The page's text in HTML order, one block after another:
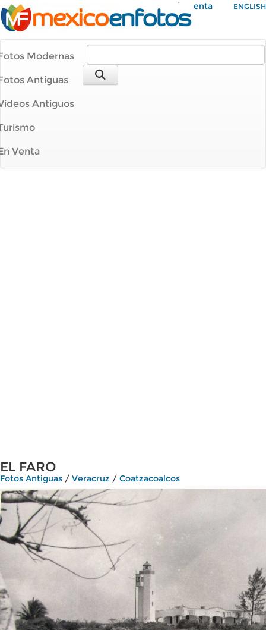
Mi Cuenta ENGLISH
Modernas
Antiguas
Antiguos
Venta
EL FARO
Fotos Antiguas / Veracruz / Coatzacoalcos